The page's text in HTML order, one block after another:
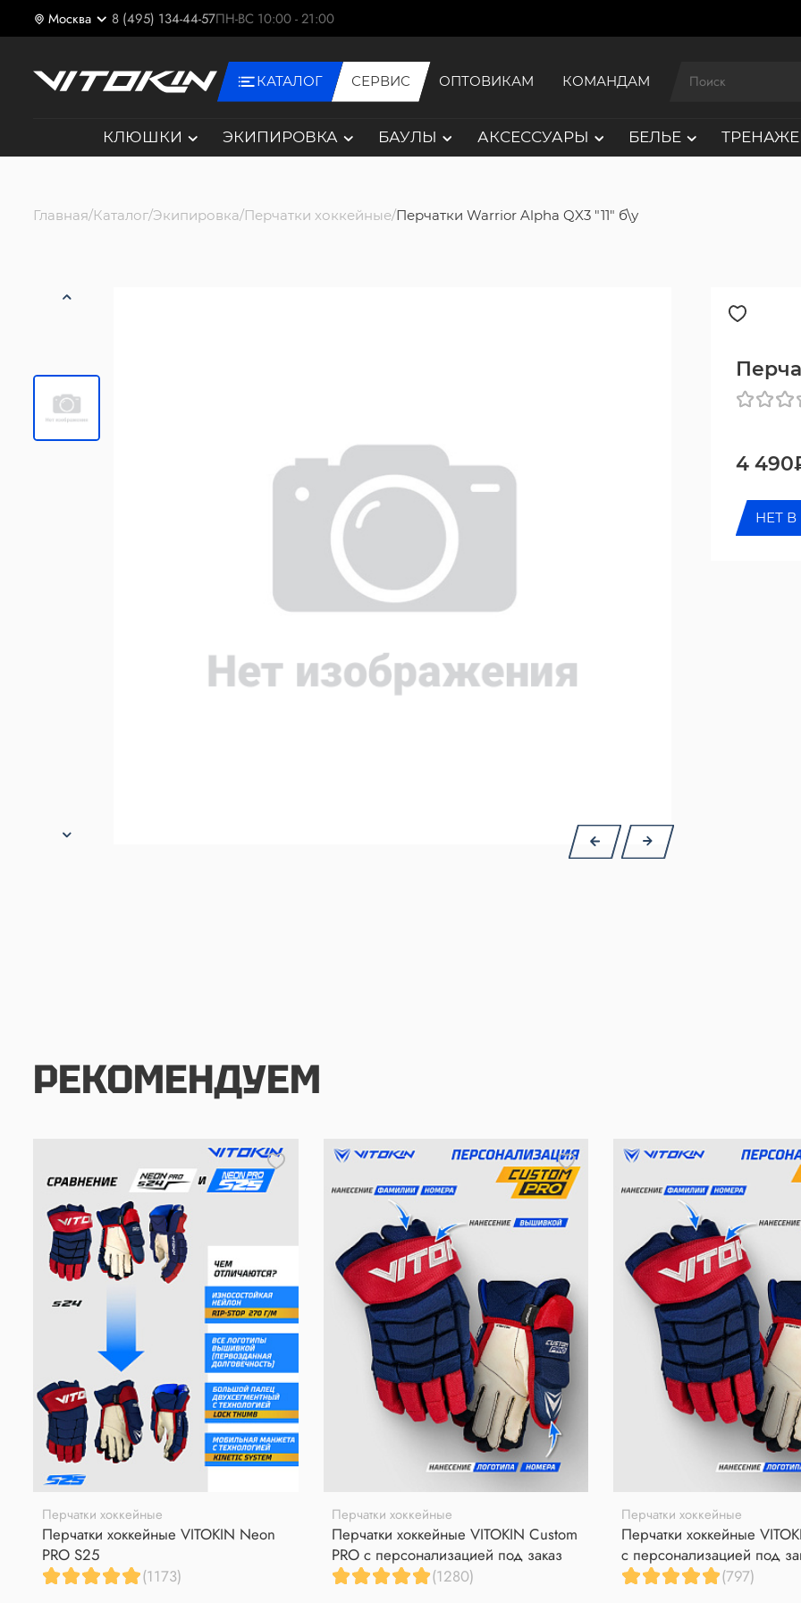
Москва 8 (495) 134-44-57ПН-ВС 10:00 - 21:00
КАТАЛОГ СЕРВИС ОПТОВИКАМ КОМАНДАМ
КЛЮШКИ ЭКИПИРОВКА БАУЛЫ АКСЕССУАРЫ БЕЛЬЕ
Главная Каталог Экипировка Перчатки хоккейные Перчатки Warrior Alpha QX3 "11" б\у
4
НЕТ
РЕКОМЕНДУЕМ
Перчатки хоккейные
Перчатки хоккейные VITOKIN Neon
PRO S25
(1173)
Перчатки хоккейные
Перчатки хоккейные VITOKIN Custom
PRO с персонализацией под заказ
(1280)
Перчатки хоккейные
Перчатки хоккейные
с персонализацией под
(797)